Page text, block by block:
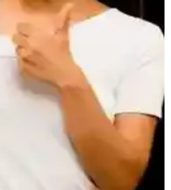
gösterim artmaktadır.